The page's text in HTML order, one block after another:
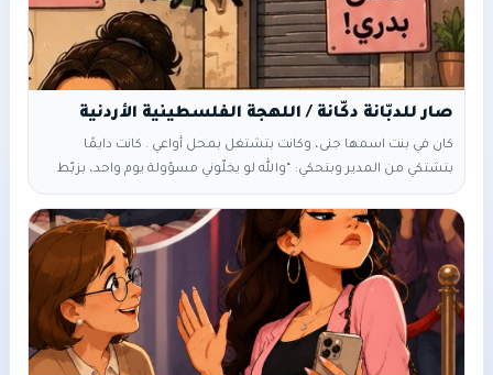
صار للدبّانة دكّانة / اللهجة الفلسطينية الأردنية
كان في بنت اسمها جنى، وكانت بتشتغل بمحل أواعي . كانت دايمًا
بتشتكي من المدير وبتحكي: “والله لو يخلّوني مسؤولة يوم واحد، بزبّط
كلشي.” وبعد فترة، المدير خلّاها مديرة موظفات. بأول يوم، الكل انبسط
إلها. بس اللي صار بعدها ما كان متوقعه حدا. صارت كل خمس دقايق
تنادي على البنات: “ليش هاي القطعة هون؟” “مين سمحلكم تقعدوا؟”
“لا، هيك ممنوع.” “روحي رتبي الرفوف مرة ثانية.” حتى إذا وحدة راحت
تشرب مي،